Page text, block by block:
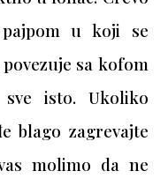
u koji se
sa kofom
isto. Ukoliko
blago zagrevajte
molimo da ne